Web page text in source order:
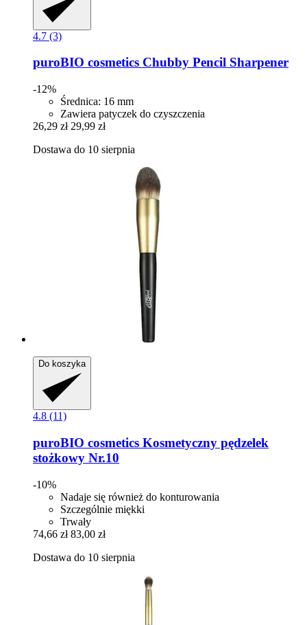
4.7 (3)
puroBIO cosmetics Chubby Pencil Sharpener
-12%
Średnica: 16 mm
Zawiera patyczek do czyszczenia
26,29 zł 29,99 zł
Dostawa do 10 sierpnia
Do koszyka
4.8 (11)
puroBIO cosmetics Kosmetyczny pędzelek
stożkowy Nr.10
-10%
Nadaje się również do konturowania
Szczególnie miękki
Trwały
74,66 zł 83,00 zł
Dostawa do 10 sierpnia